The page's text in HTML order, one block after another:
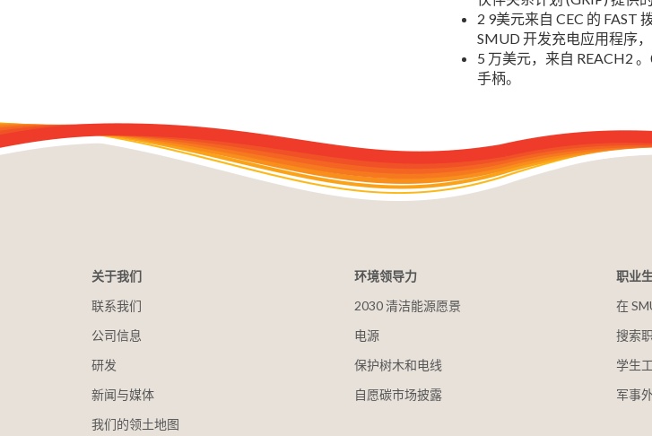
2 9美元来自 CEC 的 FAST
SMUD 开发充电应用程序
5 万美元，来自 REACH2
手柄。
关于我们
联系我们
公司信息
研发
新闻与媒体
我们的领土地图
环境领导力
2030 清洁能源愿景
电源
保护树木和电线
自愿碳市场披露
职业
在
搜索
学生
军事